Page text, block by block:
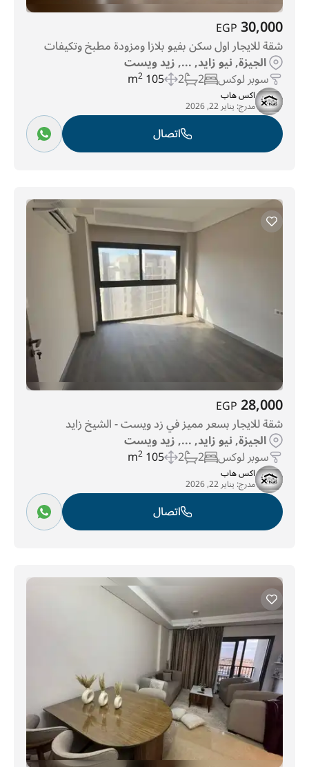
30,000
EGP
شقة للايجار اول سكن بفيو بلازا ومزودة مطبخ وتكيفات
الجيزة, نيو زايد, ..., زيد ويست
سوبر لوكس 2
2
105 m
2
اكس هاب
مدرج: يناير 22, 2026
اتصال
28,000
EGP
شقة للايجار بسعر مميز في زد ويست - الشيخ زايد
الجيزة, نيو زايد, ..., زيد ويست
سوبر لوكس 2
2
105 m
2
اكس هاب
مدرج: يناير 22, 2026
اتصال